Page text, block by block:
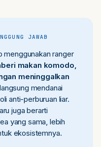
JAWAB
menggunakan ranger
makan komodo,
meninggalkan
mendanai
anti-perburuan liar.
juga berarti
yang sama, lebih
ekosistemnya.